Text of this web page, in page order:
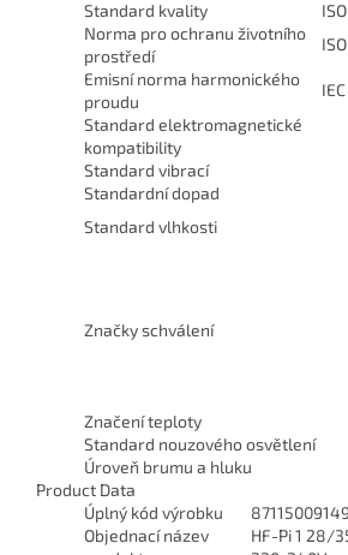
Standard kvality
Norma pro ochranu životního
prostředí
Emisní norma harmonického
proudu
Standard elektromagnetické
kompatibility
Standard vibrací
Standardní dopad
Standard vlhkosti
Značky schválení
Značení teploty
Standard nouzového osvětlení
Úroveň brumu a hluku
Product Data
Úplný kód výrobku
Objednací název
HF-Pi 1 28/